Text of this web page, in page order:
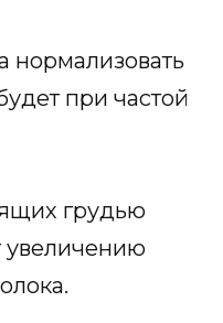
нормализовать
при частой
грудью
увеличению